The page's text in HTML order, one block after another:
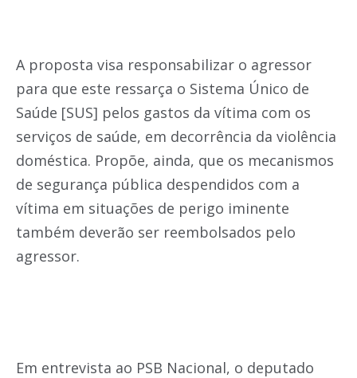
A proposta visa responsabilizar o agressor
para que este ressarça o Sistema Único de
Saúde [SUS] pelos gastos da vítima com os
serviços de saúde, em decorrência da violência
doméstica. Propõe, ainda, que os mecanismos
de segurança pública despendidos com a
vítima em situações de perigo iminente
também deverão ser reembolsados pelo
agressor.
Em entrevista ao PSB Nacional, o deputado